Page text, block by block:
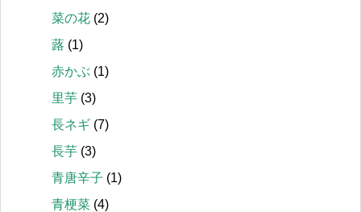
菜の花 (2)
蕗 (1)
赤かぶ (1)
里芋 (3)
長ネギ (7)
長芋 (3)
青唐辛子 (1)
青梗菜 (4)